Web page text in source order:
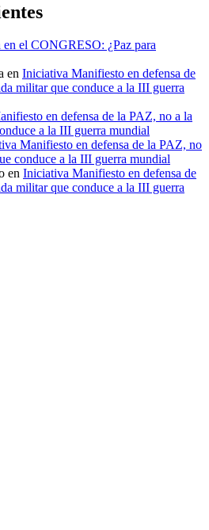
en el CONGRESO: ¿Paz para
en Iniciativa Manifiesto en defensa de
militar que conduce a la III guerra
en defensa de la PAZ, no a la
a la III guerra mundial
Manifiesto en defensa de la PAZ, no
conduce a la III guerra mundial
en Iniciativa Manifiesto en defensa de
militar que conduce a la III guerra